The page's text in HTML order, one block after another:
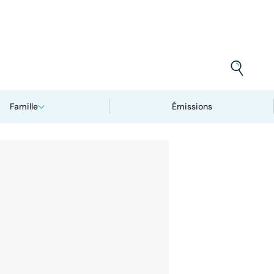
Famille Émissions